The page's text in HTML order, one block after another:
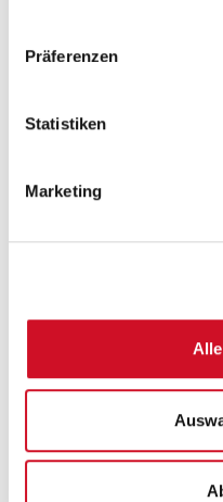
Präferenzen
Statistiken
Marketing
Tasche kühlt wunderbar,
und braucht damit in
mehr Stabilität würde